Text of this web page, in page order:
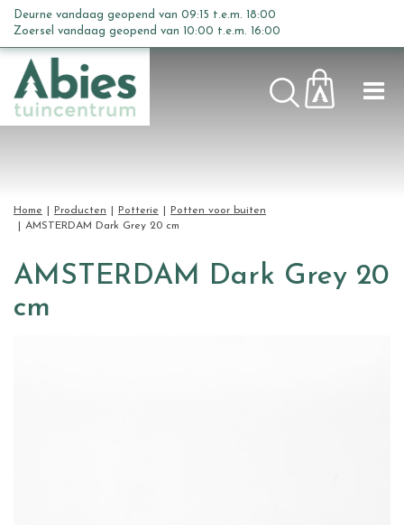
n
Home Producten Potterie
Potten voor buiten
AMSTERDAM Dark Grey 20 cm
Deurne vandaag geopend van 09:15 t.e.m. 18:00
Zoersel vandaag geopend van 10:00 t.e.m. 16:00
AMSTERDAM Dark Grey 20
cm